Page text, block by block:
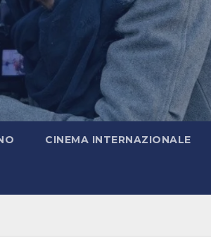
CINEMA INTERNAZIONALE